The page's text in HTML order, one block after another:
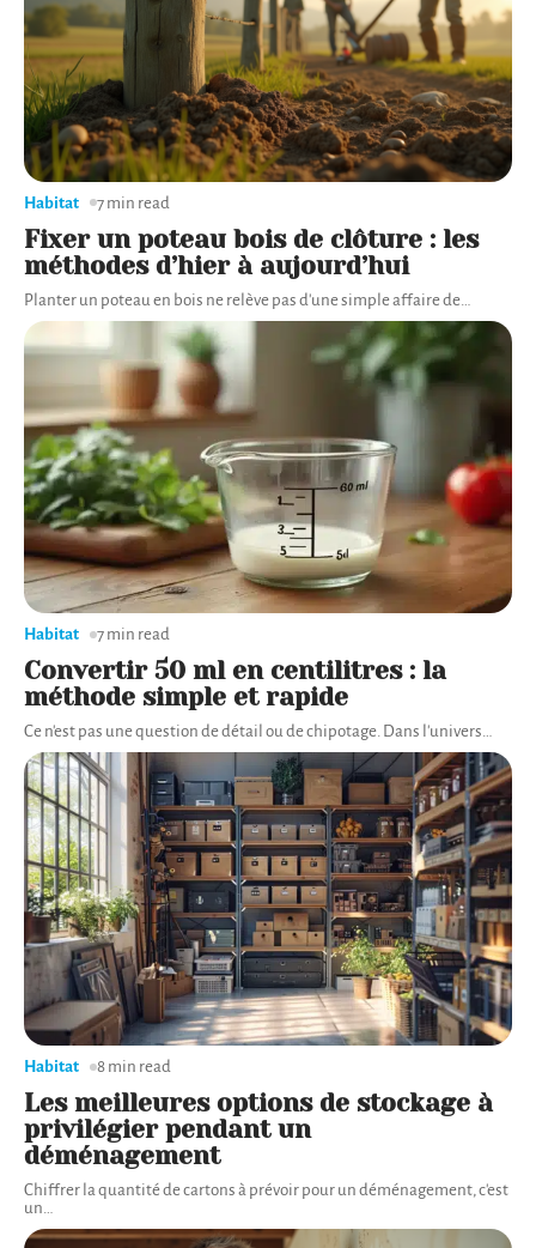
Fixer un poteau bois de clôture : les
méthodes d’hier à aujourd’hui
Planter un poteau en bois ne relève pas d'une simple affaire de
Habitat 7 min read
Convertir 50 ml en centilitres : la
méthode simple et rapide
Ce n'est pas une question de détail ou de chipotage. Dans l'univers…
Habitat 7 min read
Les meilleures options de stockage à
privilégier pendant un
déménagement
Chiffrer la quantité de cartons à prévoir pour un déménagement, c'est
un…
Habitat 8 min read